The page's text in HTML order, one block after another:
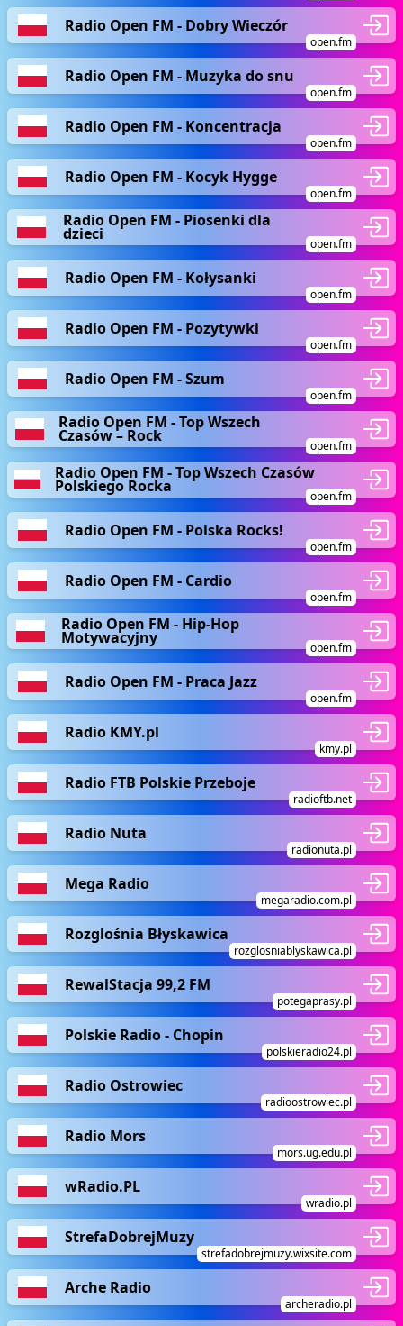
Radio Open FM - Dobry Wieczór
open.fm
Radio Open FM - Muzyka do snu
open.fm
Radio Open FM - Koncentracja
open.fm
Radio Open FM - Kocyk Hygge
open.fm
Radio Open FM - Piosenki dla
dzieci
open.fm
Radio Open FM - Kołysanki
open.fm
Radio Open FM - Pozytywki
open.fm
Radio Open FM - Szum
open.fm
Radio Open FM - Top Wszech
Czasów – Rock
open.fm
Radio Open FM - Top Wszech Czasów
Polskiego Rocka
open.fm
Radio Open FM - Polska Rocks!
open.fm
Radio Open FM - Cardio
open.fm
Radio Open FM - Hip-Hop
Motywacyjny
open.fm
Radio Open FM - Praca Jazz
open.fm
Radio KMY.pl
kmy.pl
Radio FTB Polskie Przeboje
radioftb.net
Radio Nuta
radionuta.pl
Mega Radio
megaradio.com.pl
Rozglośnia Błyskawica
rozglosniablyskawica.pl
RewalStacja 99,2 FM
potegaprasy.pl
Polskie Radio - Chopin
polskieradio24.pl
Radio Ostrowiec
radioostrowiec.pl
Radio Mors
mors.ug.edu.pl
wRadio.PL
wradio.pl
StrefaDobrejMuzy
strefadobrejmuzy.wixsite.com
Arche Radio
archeradio.pl